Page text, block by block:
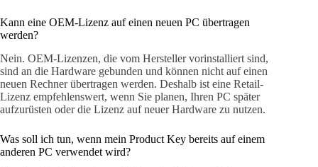
Kann eine OEM-Lizenz auf einen neuen PC übertragen
werden?
Nein. OEM-Lizenzen, die vom Hersteller vorinstalliert sind,
sind an die Hardware gebunden und können nicht auf einen
neuen Rechner übertragen werden. Deshalb ist eine Retail-
Lizenz empfehlenswert, wenn Sie planen, Ihren PC später
aufzurüsten oder die Lizenz auf neuer Hardware zu nutzen.
Was soll ich tun, wenn mein Product Key bereits auf einem
anderen PC verwendet wird?